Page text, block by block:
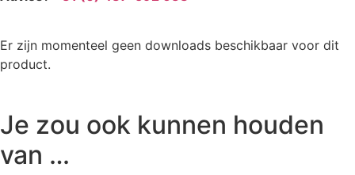
Er zijn momenteel geen downloads beschikbaar voor dit
product.
Je zou ook kunnen houden
van …